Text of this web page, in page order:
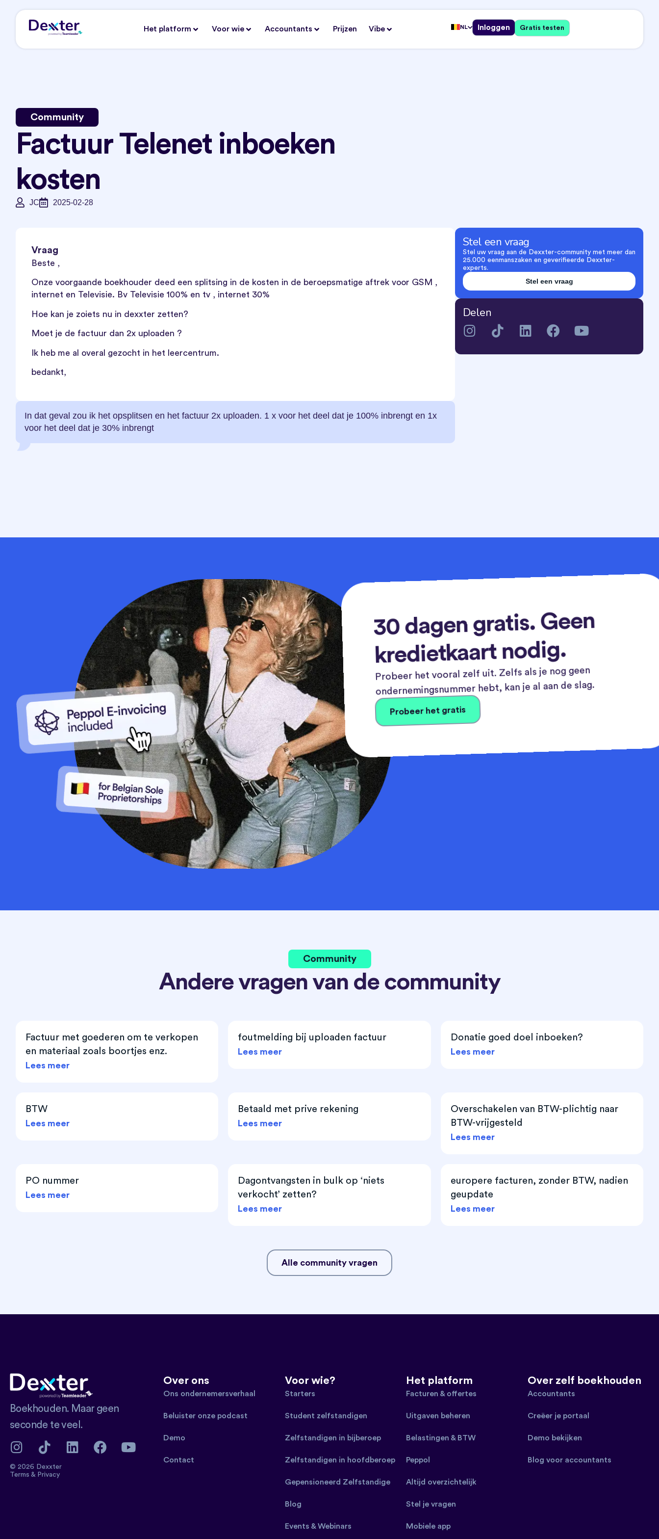
Het platform Voor wie Accountants Prijzen Vibe NL Inloggen Gratis testen
Community
Factuur Telenet inboeken
kosten
JC 2025-02-28
Vraag
Beste ,
Onze voorgaande boekhouder deed een splitsing in de kosten in de beroepsmatige aftrek voor GSM ,
internet en Televisie. Bv Televisie 100% en tv , internet 30%
Hoe kan je zoiets nu in dexxter zetten?
Moet je de factuur dan 2x uploaden ?
Ik heb me al overal gezocht in het leercentrum.
bedankt,
In dat geval zou ik het opsplitsen en het factuur 2x uploaden. 1 x voor het deel dat je 100% inbrengt en 1x
voor het deel dat je 30% inbrengt
Stel een vraag
Stel uw vraag aan de Dexxter-community met meer dan
25.000 eenmanszaken en geverifieerde Dexxter-
experts.
Stel een vraag
Delen
30 dagen gratis. Geen
kredietkaart nodig.
Probeer het vooral zelf uit. Zelfs als je nog geen
ondernemingsnummer hebt, kan je al aan de slag.
Probeer het gratis
Community
Andere vragen van de community
Factuur met goederen om te verkopen
en materiaal zoals boortjes enz.
Lees meer
foutmelding bij uploaden factuur
Lees meer
Donatie goed doel inboeken?
Lees meer
BTW
Lees meer
Betaald met prive rekening
Lees meer
Overschakelen van BTW-plichtig naar
BTW-vrijgesteld
Lees meer
PO nummer
Lees meer
Dagontvangsten in bulk op ‘niets
verkocht’ zetten?
Lees meer
europere facturen, zonder BTW, nadien
geupdate
Lees meer
Alle community vragen
Boekhouden. Maar geen
seconde te veel.
© 2026 Dexxter
Terms & Privacy
Over ons
Ons ondernemersverhaal
Beluister onze podcast
Demo
Contact
Voor wie?
Starters
Student zelfstandigen
Zelfstandigen in bijberoep
Zelfstandigen in hoofdberoep
Gepensioneerd Zelfstandige
Blog
Events & Webinars
Het platform
Facturen & offertes
Uitgaven beheren
Belastingen & BTW
Peppol
Altijd overzichtelijk
Stel je vragen
Mobiele app
Over zelf boekhouden
Accountants
Creëer je portaal
Demo bekijken
Blog voor accountants